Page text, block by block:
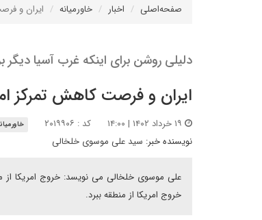
صفحه‌اصلی اخبار خاورمیانه ایران و
دلیلی روشن برای اینکه غرب آسیا دیگر
ایران و فرصت کاهش تمرکز
کد : ۲۰۱۹۹۰۶
نویسنده خبر: سید علی موسوی خلخالی
علی موسوی خلخالی می نویسد: خروج امریکا از
خروج امریکا از منطقه ببرد.